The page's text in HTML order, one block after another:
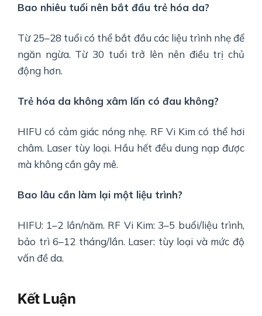
Bao nhiêu tuổi nên bắt đầu trẻ hóa da?
Từ 25–28 tuổi có thể bắt đầu các liệu trình nhẹ để
ngăn ngừa. Từ 30 tuổi trở lên nên điều trị chủ
động hơn.
Trẻ hóa da không xâm lấn có đau không?
HIFU có cảm giác nóng nhẹ. RF Vi Kim có thể hơi
châm. Laser tùy loại. Hầu hết đều dung nạp được
mà không cần gây mê.
Bao lâu cần làm lại một liệu trình?
HIFU: 1–2 lần/năm. RF Vi Kim: 3–5 buổi/liệu trình,
bảo trì 6–12 tháng/lần. Laser: tùy loại và mức độ
vấn đề da.
Kết Luận